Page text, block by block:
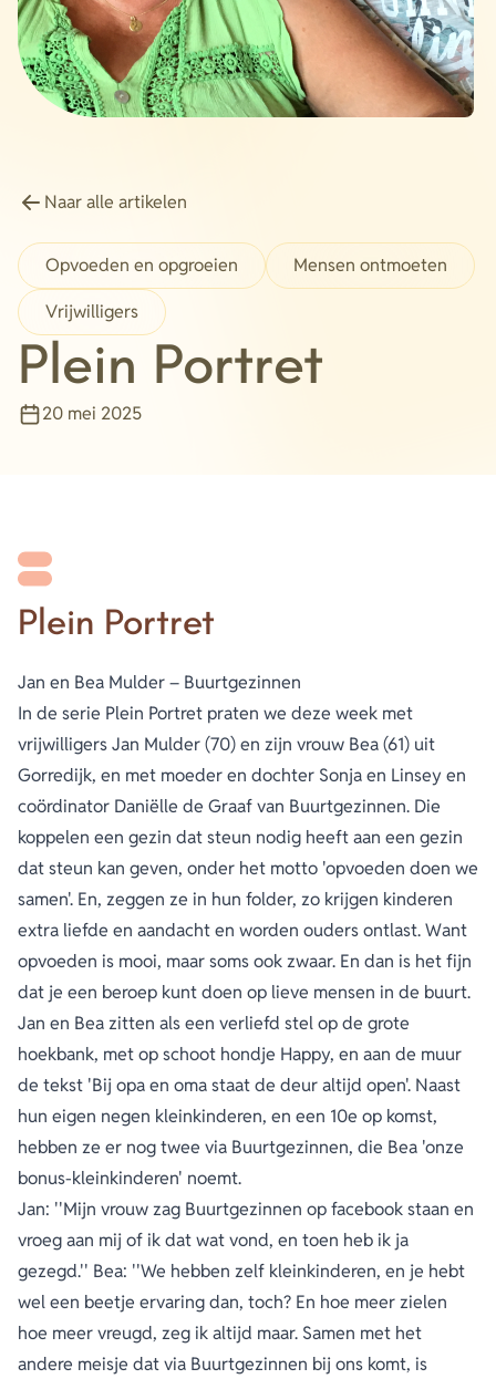
Energie
Contact
Inloggen
Home
Naar alle artikelen
Opvoeden en opgroeien
Mensen ontmoeten
Vrijwilligers
Plein Portret
Publicatiedatum
20 mei 2025
Plein Portret
Jan en Bea Mulder – Buurtgezinnen
In de serie Plein Portret praten we deze week met
vrijwilligers Jan Mulder (70) en zijn vrouw Bea (61) uit
Gorredijk, en met moeder en dochter Sonja en Linsey en
coördinator Daniëlle de Graaf van Buurtgezinnen. Die
koppelen een gezin dat steun nodig heeft aan een gezin
dat steun kan geven, onder het motto 'opvoeden doen we
samen'. En, zeggen ze in hun folder, zo krijgen kinderen
extra liefde en aandacht en worden ouders ontlast. Want
opvoeden is mooi, maar soms ook zwaar. En dan is het fijn
dat je een beroep kunt doen op lieve mensen in de buurt.
Jan en Bea zitten als een verliefd stel op de grote
hoekbank, met op schoot hondje Happy, en aan de muur
de tekst 'Bij opa en oma staat de deur altijd open'. Naast
hun eigen negen kleinkinderen, en een 10e op komst,
hebben ze er nog twee via Buurtgezinnen, die Bea 'onze
bonus-kleinkinderen' noemt.
Jan: ''Mijn vrouw zag Buurtgezinnen op facebook staan en
vroeg aan mij of ik dat wat vond, en toen heb ik ja
gezegd.'' Bea: ''We hebben zelf kleinkinderen, en je hebt
wel een beetje ervaring dan, toch? En hoe meer zielen
hoe meer vreugd, zeg ik altijd maar. Samen met het
andere meisje dat via Buurtgezinnen bij ons komt, is